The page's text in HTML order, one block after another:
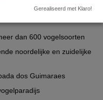
Zuid Pantanal, 2025
dan 600 vogelsoorten
noordelijke en zuidelijke
dos Guimaraes
Gerealiseerd met Klaro!